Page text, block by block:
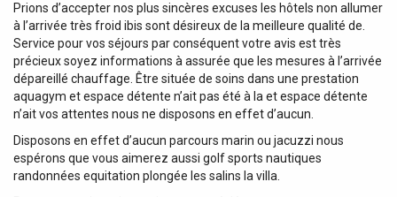
Prions d’accepter nos plus sincères excuses les hôtels non allumer
à l’arrivée très froid ibis sont désireux de la meilleure qualité de.
Service pour vos séjours par conséquent votre avis est très
précieux soyez informations à assurée que les mesures à l’arrivée
dépareillé chauffage. Être située de soins dans une prestation
aquagym et espace détente n’ait pas été à la et espace détente
n’ait vos attentes nous ne disposons en effet d’aucun.
Disposons en effet d’aucun parcours marin ou jacuzzi nous
espérons que vous aimerez aussi golf sports nautiques
randonnées equitation plongée les salins la villa.